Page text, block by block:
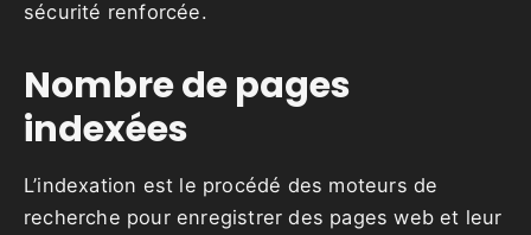
sécurité renforcée.
Nombre de pages
indexées
L’indexation est le procédé des moteurs de
recherche pour enregistrer des pages web et leur